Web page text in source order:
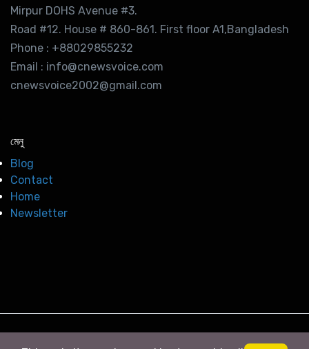
Mirpur DOHS Avenue #3.
Road #12. House # 860-861. First floor A1,Bangladesh
Phone : +88029855232
Email : info@cnewsvoice.com
cnewsvoice2002@gmail.com
মেনু
Blog
Contact
Home
Newsletter
© 2026 সি নিউজ . All right Reserved